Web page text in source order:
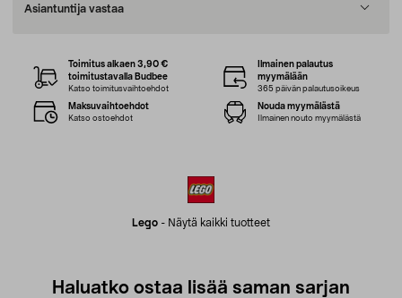
Asiantuntija vastaa
Lego - Näytä kaikki tuotteet
Toimitus alkaen 3,90 €
toimitustavalla Budbee
Katso toimitusvaihtoehdot
Ilmainen palautus
myymälään
365 päivän palautusoikeus
Maksuvaihtoehdot
Katso ostoehdot
Nouda myymälästä
Ilmainen nouto myymälästä
Haluatko ostaa lisää saman sarjan